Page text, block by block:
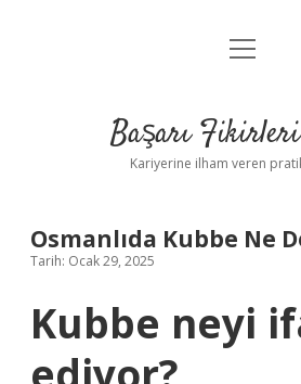
Anasayfa
Yasal Uyarı
menüyü
Başarı
Kariyerine ilham veren
Osmanlıda Kubbe Ne
Tarih: Ocak 29, 2025
Kubbe neyi